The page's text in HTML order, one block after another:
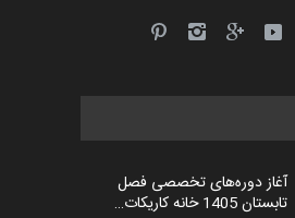
آغاز دوره‌های تخصصی فصل
تابستان 1405 خانه کاریکات…